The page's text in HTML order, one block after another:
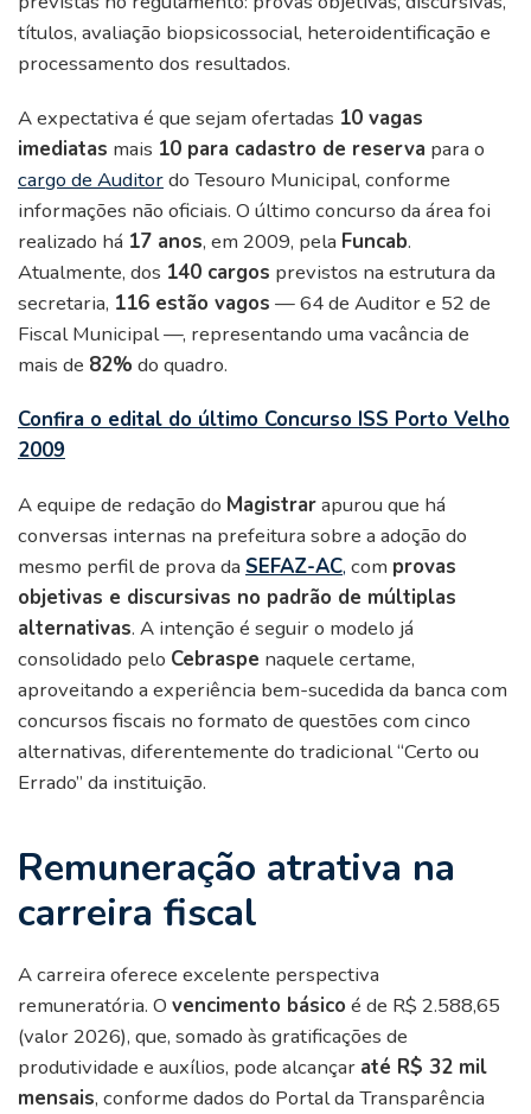
títulos, avaliação biopsicossocial, heteroidentificação e
processamento dos resultados.
A expectativa é que sejam ofertadas 10 vagas
imediatas mais 10 para cadastro de reserva para o
cargo de Auditordo Tesouro Municipal, conforme
informações não oficiais. O último concurso da área foi
realizado há 17 anos, em 2009, pela Funcab.
Atualmente, dos 140 cargos previstos na estrutura da
secretaria, 116 estão vagos — 64 de Auditor e 52 de
Fiscal Municipal —, representando uma vacância de
mais de 82% do quadro.
Confira o edital do último Concurso ISS Porto Velho
2009
A equipe de redação do Magistrarapurou que há
conversas internas na prefeitura sobre a adoção do
mesmo perfil de prova da SEFAZ-AC, com provas
objetivas e discursivas no padrão de múltiplas
alternativas. A intenção é seguir o modelo já
consolidado pelo Cebraspe naquele certame,
aproveitando a experiência bem-sucedida da banca com
concursos fiscais no formato de questões com cinco
alternativas, diferentemente do tradicional “Certo ou
Errado” da instituição.
Remuneração atrativa na
carreira fiscal
A carreira oferece excelente perspectiva
remuneratória. O vencimento básico é de R$ 2.588,65
(valor 2026), que, somado às gratificações de
produtividade e auxílios, pode alcançar até R$ 32 mil
mensais, conforme dados do Portal da Transparência